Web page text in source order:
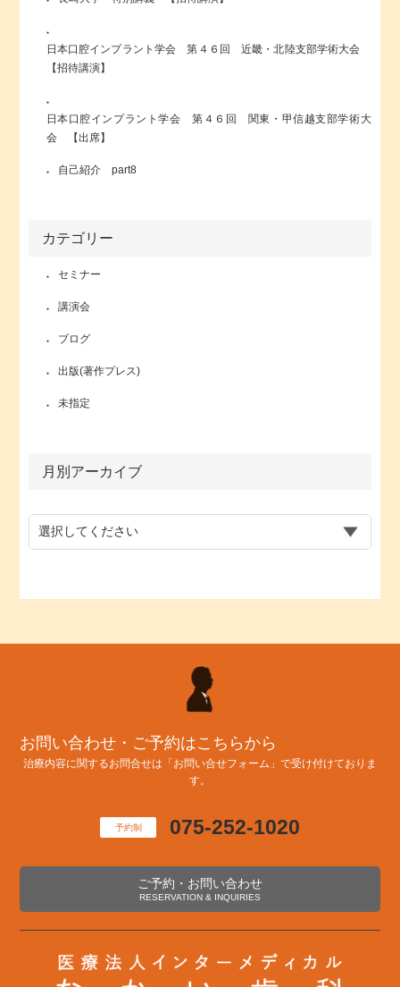
日本口腔インプラント学会 第４６回 近畿・北陸支部学術大会
【招待講演】
日本口腔インプラント学会 第４６回 関東・甲信越支部学術大
会 【出席】
自己紹介 part8
カテゴリー
セミナー
講演会
ブログ
出版(著作プレス)
未指定
月別アーカイブ
お問い合わせ・ご予約はこちらから
治療内容に関するお問合せは「お問い合せフォーム」で受け付けておりま
す。
予約制 075-252-1020
ご予約・お問い合わせ
RESERVATION & INQUIRIES